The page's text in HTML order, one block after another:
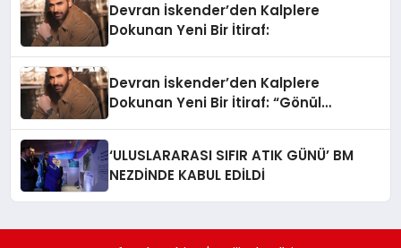
Devran İskender’den Kalplere
Dokunan Yeni Bir İtiraf:
Devran İskender’den Kalplere
Dokunan Yeni Bir İtiraf: “Gönül
‘ULUSLARARASI SIFIR ATIK GÜNÜ’ BM
NEZDİNDE KABUL EDİLDİ